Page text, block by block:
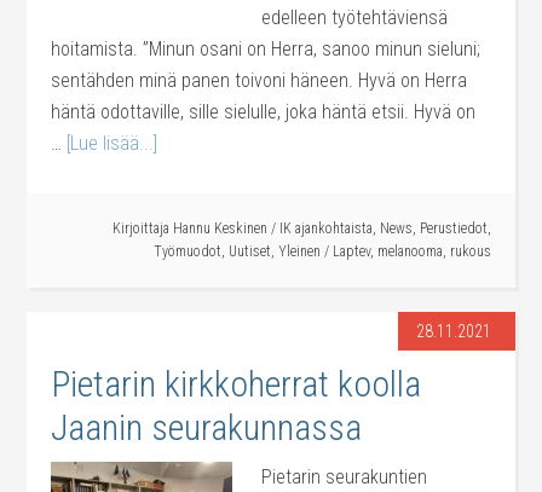
edelleen työtehtäviensä
hoitamista. ”Minun osani on Herra, sanoo minun sieluni;
sentähden minä panen toivoni häneen. Hyvä on Herra
häntä odottaville, sille sielulle, joka häntä etsii. Hyvä on
… [Lue lisää...]
Kirjoittaja Hannu Keskinen / IK ajankohtaista, News, Perustiedot,
Työmuodot, Uutiset, Yleinen / Laptev, melanooma, rukous
28.11.2021
Pietarin kirkkoherrat koolla
Jaanin seurakunnassa
Pietarin seurakuntien